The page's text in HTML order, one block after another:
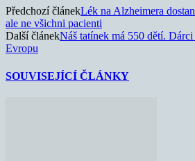
Předchozí článekLék na Alzheimera
ale ne všichni pacienti
Další článekNáš tatínek má 550 dětí.
Evropu
SOUVISEJÍCÍ ČLÁNKY